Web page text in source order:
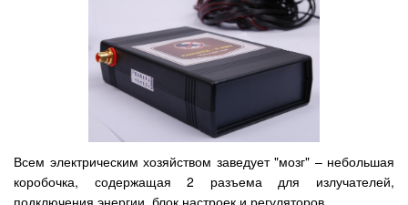
Всем электрическим хозяйством заведует "мозг" – небольшая
коробочка, содержащая 2 разъема для излучателей,
подключения энергии, блок настроек и регуляторов.